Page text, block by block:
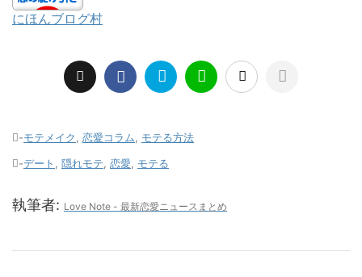
にほんブログ村
-モテメイク, 恋愛コラム, モテる方法
-デート , 隠れモテ, 恋愛, モテる
執筆者: Love Note - 最新恋愛ニュースまとめ